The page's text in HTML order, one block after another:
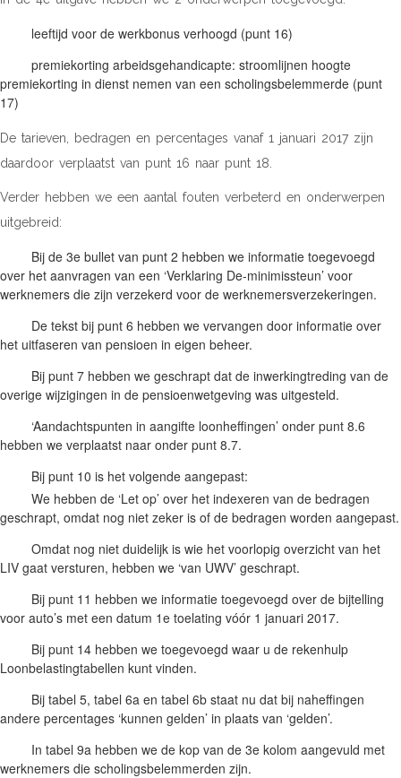
leeftijd voor de werkbonus verhoogd (punt 16)
premiekorting arbeidsgehandicapte: stroomlijnen hoogte
premiekorting in dienst nemen van een scholingsbelemmerde (punt
17)
De tarieven, bedragen en percentages vanaf 1 januari 2017 zijn
daardoor verplaatst van punt 16 naar punt 18.
Verder hebben we een aantal fouten verbeterd en onderwerpen
uitgebreid:
Bij de 3e bullet van punt 2 hebben we informatie toegevoegd
over het aanvragen van een ‘Verklaring De-minimissteun’ voor
werknemers die zijn verzekerd voor de werknemersverzekeringen.
De tekst bij punt 6 hebben we vervangen door informatie over
het uitfaseren van pensioen in eigen beheer.
Bij punt 7 hebben we geschrapt dat de inwerkingtreding van de
overige wijzigingen in de pensioenwetgeving was uitgesteld.
‘Aandachtspunten in aangifte loonheffingen’ onder punt 8.6
hebben we verplaatst naar onder punt 8.7.
Bij punt 10 is het volgende aangepast:
We hebben de ‘Let op’ over het indexeren van de bedragen
geschrapt, omdat nog niet zeker is of de bedragen worden aangepast.
Omdat nog niet duidelijk is wie het voorlopig overzicht van het
LIV gaat versturen, hebben we ‘van UWV’ geschrapt.
Bij punt 11 hebben we informatie toegevoegd over de bijtelling
voor auto’s met een datum 1e toelating vóór 1 januari 2017.
Bij punt 14 hebben we toegevoegd waar u de rekenhulp
Loonbelastingtabellen kunt vinden.
Bij tabel 5, tabel 6a en tabel 6b staat nu dat bij naheffingen
andere percentages ‘kunnen gelden’ in plaats van ‘gelden’.
In tabel 9a hebben we de kop van de 3e kolom aangevuld met
werknemers die scholingsbelemmerden zijn.